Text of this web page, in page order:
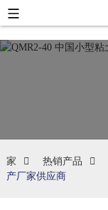
家 热销产品
产厂家供应商